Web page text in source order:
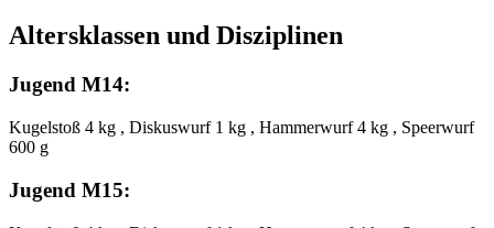
Altersklassen und Disziplinen
Jugend M14:
Kugelstoß 4 kg , Diskuswurf 1 kg , Hammerwurf 4 kg , Speerwurf
600 g
Jugend M15: